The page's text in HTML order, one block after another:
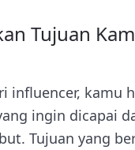
Tujuan
influencer, kamu
ingin dicapai
Tujuan yang